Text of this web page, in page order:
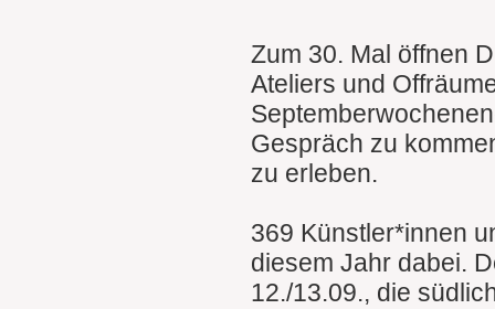
Zum 30. Mal öffnen
Ateliers und
Gespräch zu
zu erleben.
369 Künstler*innen
diesem Jahr dabei.
12./13.09., die